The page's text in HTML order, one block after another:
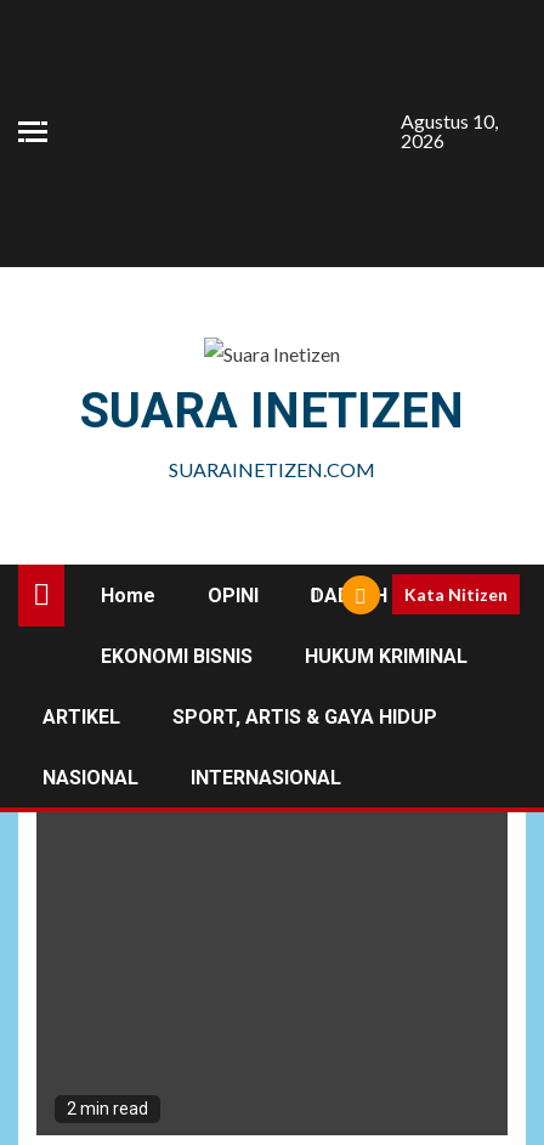
Agustus 10,
2026
SUARA INETIZEN
SUARAINETIZEN.COM
Home OPINI DAERAH
EKONOMI BISNIS HUKUM KRIMINAL
ARTIKEL SPORT, ARTIS & GAYA HIDUP
NASIONAL INTERNASIONAL
Kata Nitizen
Kurnianto Tehuteru
2 min read